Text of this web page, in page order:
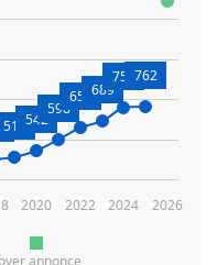
annonce
2020 2022 2024 2026
513542
598
656689
755762